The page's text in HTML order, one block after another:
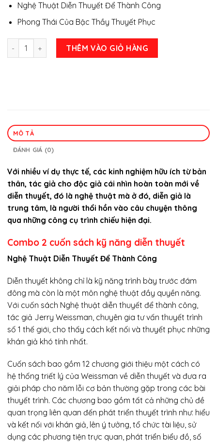
315.000 ₫.
Nghệ Thuật Diễn Thuyết Để Thành Công
Phong Thái Của Bậc Thầy Thuyết Phục
Combo 2 cuốn sách kỹ năng diễn thuyết: Nghệ Thuật Diễn
THÊM VÀO GIỎ HÀNG
MÔ TẢ
ĐÁNH GIÁ (0)
Với nhiều ví dụ thực tế, các kinh nghiệm hữu ích từ bản
thân, tác giả cho độc giả cái nhìn hoàn toàn mới về
diễn thuyết, đó là nghệ thuật mà ở đó, diễn giả là
trung tâm, là người thổi hồn vào câu chuyện thông
qua những công cụ trình chiếu hiện đại.
Combo 2 cuốn sách kỹ năng diễn thuyết
Nghệ Thuật Diễn Thuyết Để Thành Công
Diễn thuyết không chỉ là kỹ năng trình bày trước đám
đông mà còn là một môn nghệ thuật đầy quyền năng.
Với cuốn sách Nghệ thuật diễn thuyết để thành công,
tác giả Jerry Weissman, chuyên gia tư vấn thuyết trình
số 1 thế giới, cho thấy cách kết nối và thuyết phục những
khán giả khó tính nhất.
Cuốn sách bao gồm 12 chương giới thiệu một cách có
hệ thống triết lý của Weissman về diễn thuyết và đưa ra
giải pháp cho năm lỗi cơ bản thường gặp trong các bài
thuyết trình. Các chương bao gồm tất cả những chủ đề
quan trọng liên quan đến phát triển thuyết trình như: hiểu
và kết nối với khán giả, lên ý tưởng, tổ chức tài liệu, sử
dụng các phương tiện trực quan, phát triển biểu đồ, số